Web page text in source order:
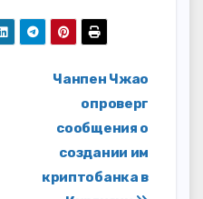
Чанпен Чжао
опроверг
сообщения о
создании им
криптобанка в